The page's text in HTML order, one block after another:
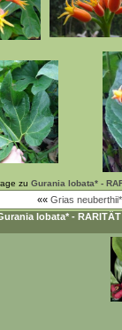
zu Gurania lobata* -
«« Grias neuberthii*
lobata* -